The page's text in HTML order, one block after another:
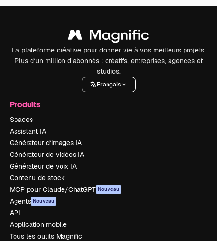
La plateforme créative pour donner vie à vos meilleurs projets.
Plus d’un million d’abonnés : créatifs, entreprises, agences et
studios.
Français
Produits
Spaces
Assistant IA
Générateur d’images IA
Générateur de vidéos IA
Générateur de voix IA
Contenu de stock
MCP pour Claude/ChatGPT Nouveau
Agents Nouveau
API
Application mobile
Tous les outils Magnific